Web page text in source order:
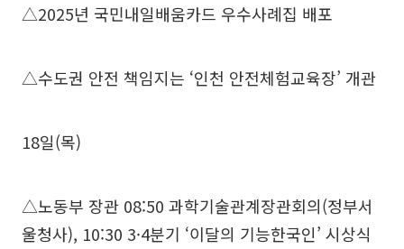
△2025년 국민내일배움카드 우수사례집 배포
△수도권 안전 책임지는 ‘인천 안전체험교육장’ 개관
18일(목)
△노동부 장관 08:50 과학기술관계장관회의(정부서
울청사), 10:30 3·4분기 ‘이달의 기능한국인’ 시상식